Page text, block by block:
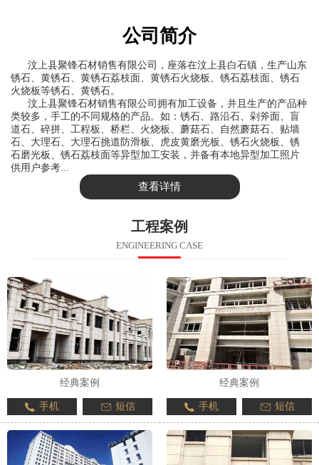
公司简介
汶上县聚锋石材销售有限公司
，座落在汶上县白石镇，生产山东
锈石、黄锈石、黄锈石荔枝面、黄锈石火烧板、锈石荔枝面、锈石
火烧板等锈石、黄锈石。
汶上县聚锋石材销售有限公司拥有加工设备，并且生产的产品种
类较多，手工的不同规格的产品。如：锈石、路沿石、剁斧面、盲
道石、碎拼、工程板、桥栏、火烧板、蘑菇石、自然蘑菇石、贴墙
石、大理石、大理石挑道防滑板、虎皮黄磨光板、锈石火烧板、锈
石磨光板、锈石荔枝面等异型加工安装，并备有本地异型加工照片
供用户参考...
查看详情
工程案例
ENGINEERING CASE
经典案例
手机 短信
经典案例
手机 短信